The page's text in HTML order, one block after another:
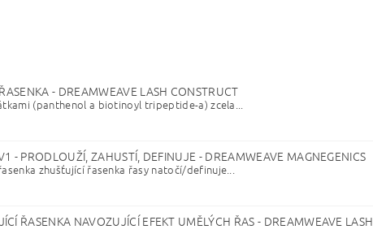
- DREAMWEAVE LASH CONSTRUCT
(panthenol a biotinoyl tripeptide-a) zcela...
- PRODLOUŽÍ, ZAHUSTÍ, DEFINUJE - DREAMWEAVE MAGNEGENICS
zhušťující řasenka řasy natočí/definuje...
ŘASENKA NAVOZUJÍCÍ EFEKT UMĚLÝCH ŘAS - DREAMWEAVE LASH